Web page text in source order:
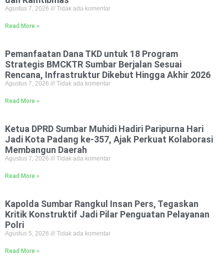
Agustus 7, 2026 Tidak ada komentar
Read More »
Pemanfaatan Dana TKD untuk 18 Program
Strategis BMCKTR Sumbar Berjalan Sesuai
Rencana, Infrastruktur Dikebut Hingga Akhir 2026
Agustus 7, 2026 Tidak ada komentar
Read More »
Ketua DPRD Sumbar Muhidi Hadiri Paripurna Hari
Jadi Kota Padang ke-357, Ajak Perkuat Kolaborasi
Membangun Daerah
Agustus 7, 2026 Tidak ada komentar
Read More »
Kapolda Sumbar Rangkul Insan Pers, Tegaskan
Kritik Konstruktif Jadi Pilar Penguatan Pelayanan
Polri
Agustus 5, 2026 Tidak ada komentar
Read More »